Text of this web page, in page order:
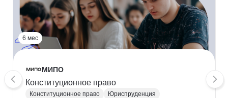
6 мес
МИПО
Конституционное право
Конституционное право Юриспруденция